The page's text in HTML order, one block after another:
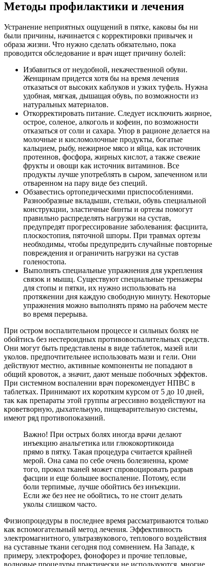
Методы профилактики и лечения
Устранение неприятных ощущений в пятке, каковы бы ни
были причины, начинается с корректировки привычек и
образа жизни. Что нужно сделать обязательно, пока
проводится обследование и врач ищет причину болей:
Избавиться от неудобной, некачественной обуви.
Женщинам придется хотя бы на время лечения
отказаться от высоких каблуков и узких туфель. Нужна
удобная, мягкая, дышащая обувь, по возможности из
натуральных материалов.
Откорректировать питание. Следует исключить жирное,
острое, соленое, алкоголь и кофеин, по возможности
отказаться от соли и сахара. Упор в рационе делается на
молочные и кисломолочные продукты, богатые
кальцием, рыбу, нежирное мясо и яйца, как источник
протеинов, фосфора, жирных кислот, а также свежие
фрукты и овощи как источник витаминов. Все
продукты лучше употреблять в сыром, запеченном или
отваренном на пару виде без специй.
Обзавестись ортопедическими приспособлениями.
Разнообразные вкладыши, стельки, обувь специальной
конструкции, эластичные бинты и ортезы помогут
правильно распределять нагрузки на сустав,
предупредят прогрессирование заболевания: фасциита,
плоскостопия, пяточной шпоры. При травмах ортезы
необходимы, чтобы предупредить случайные повторные
повреждения и ограничить нагрузки на сустав
голеностопа.
Выполнять специальные упражнения для укрепления
связок и мышц. Существуют специальные тренажеры
для стопы и пятки, их нужно использовать на
протяжении дня каждую свободную минуту. Некоторые
упражнения можно выполнять прямо на рабочем месте
во время перерыва.
При остром воспалительном процессе и сильных болях не
обойтись без нестероидных противовоспалительных средств.
Они могут быть представлены в виде таблеток, мазей или
уколов. предпочтительнее использовать мази и гели. Они
действуют местно, активные компоненты не попадают в
общий кровоток, а значит, дают меньше побочных эффектов.
При системном воспалении врач порекомендует НПВС в
таблетках. Принимают их коротким курсом от 5 до 10 дней,
так как препараты этой группы агрессивно воздействуют на
кроветворную, дыхательную, пищеварительную системы,
имеют ряд противопоказаний.
Важно! При острых болях иногда врачи делают
инъекцию анальгетика или глюкокортикоида
прямо в пятку. Такая процедура считается крайней
мерой. Она сама по себе очень болезненна, кроме
того, прокол тканей может спровоцировать разрыв
фасции и еще большее воспаление. Потому, если
боли терпимые, лучше обойтись без инъекции.
Если же без нее не обойтись, то не стоит делать
уколы слишком часто.
Физиопроцедуры в последнее время рассматриваются только
как вспомогательный метод лечения. Эффективность
электромагнитного, ультразвукового, теплового воздействия
на суставные ткани сегодня под сомнением. На Западе, к
примеру, электрофорез, фонофорез и прочие тепловые,
волновые процедуры практически не используются, многие